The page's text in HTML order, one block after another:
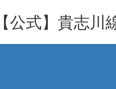
【公式】貴志川